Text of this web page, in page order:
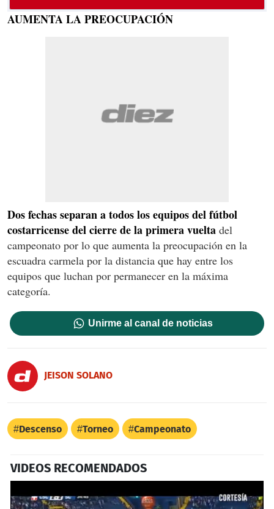
AUMENTA LA PREOCUPACIÓN
Dos fechas separan a todos los equipos del fútbol
costarricense del cierre de la primera vuelta del
campeonato por lo que aumenta la preocupación en la
escuadra carmela por la distancia que hay entre los
equipos que luchan por permanecer en la máxima
categoría.
Unirme al canal de noticias
JEISON SOLANO
Descenso Torneo Campeonato
VIDEOS RECOMENDADOS